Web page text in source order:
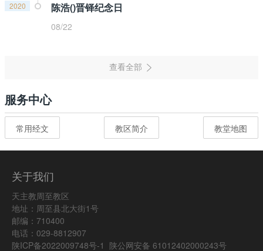
2020 陈浩()晋铎纪念日
08/22
服务中心
常用经文 教区简介 教堂地图
关于我们
天主教周至教区
地址：周至县北大街1号
邮编：710400
电话：029-8812907
陕ICP备2022009748号-1 陕公网安备 61012402000243号